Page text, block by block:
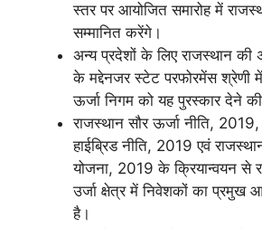
स्तर पर आयोजित समारोह में
सम्मानित करेंगे।
अन्य प्रदेशों के लिए राजस्थान की
के मद्देनजर स्टेट परफोरमेंस श्रेणी
ऊर्जा निगम को यह पुरस्कार देने
राजस्थान सौर ऊर्जा नीति,
हाईब्रिड नीति, 2019 एवं
योजना, 2019 के क्रियान्वयन से
उर्जा क्षेत्र में निवेशकों का प्रमुख
है।